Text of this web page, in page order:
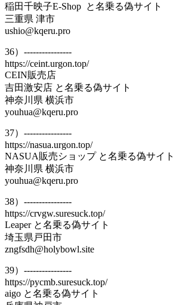
稲田千映子E-Shop と名乗る偽サイト
三重県 津市
ushio@kqeru.pro
36）----------------
https://ceint.urgon.top/
CEIN販売店
吉田激安店 と名乗る偽サイト
神奈川県 横浜市
youhua@kqeru.pro
37）----------------
https://nasua.urgon.top/
NASUA販売ショップ と名乗る偽サイト
神奈川県 横浜市
youhua@kqeru.pro
38）----------------
https://crvgw.suresuck.top/
Leaper と名乗る偽サイト
埼玉県戸田市
zngfsdh@holybowl.site
39）----------------
https://pycmb.suresuck.top/
aigo と名乗る偽サイト